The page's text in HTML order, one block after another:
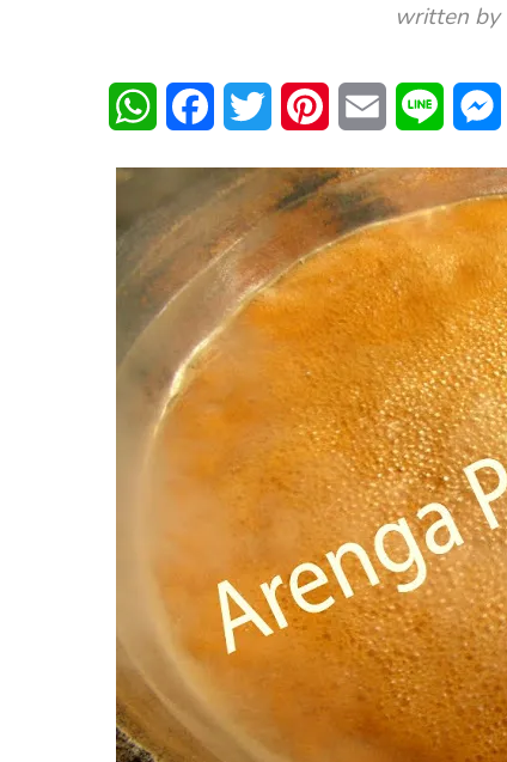
written by
WhatsAppFacebookTwitter PinterestEmail Line